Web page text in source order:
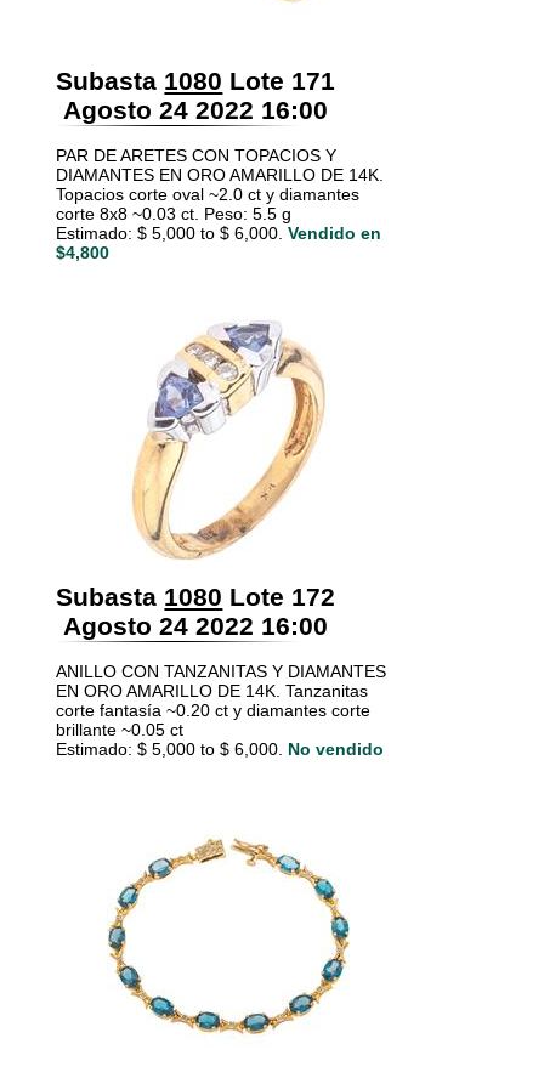
Subasta 1080 Lote 171
Agosto 24 2022 16:00
PAR DE ARETES CON TOPACIOS Y
DIAMANTES EN ORO AMARILLO DE 14K.
Topacios corte oval ~2.0 ct y diamantes
corte 8x8 ~0.03 ct. Peso: 5.5 g
Estimado: $ 5,000 to $ 6,000. Vendido en
$4,800
Subasta 1080 Lote 172
Agosto 24 2022 16:00
ANILLO CON TANZANITAS Y DIAMANTES
EN ORO AMARILLO DE 14K. Tanzanitas
corte fantasía ~0.20 ct y diamantes corte
brillante ~0.05 ct
Estimado: $ 5,000 to $ 6,000. No vendido